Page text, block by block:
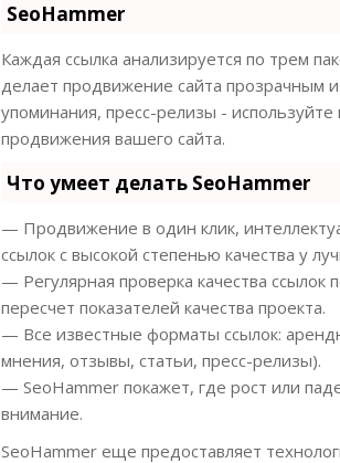
SeoHammer
Каждая ссылка анализируется по трем
делает продвижение сайта прозрачным
упоминания, пресс-релизы -
продвижения вашего сайта.
Что умеет делать SeoHammer
— Продвижение в один клик,
ссылок с высокой степенью качества у
— Регулярная проверка качества
пересчет показателей качества проекта.
— Все известные форматы ссылок:
мнения, отзывы, статьи, пресс-релизы).
— SeoHammer покажет, где рост или
внимание.
SeoHammer еще предоставляет